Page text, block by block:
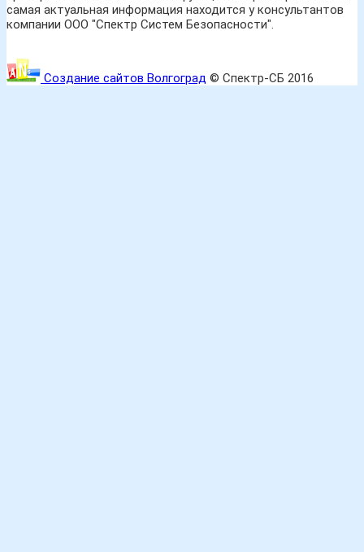
самая актуальная информация находится у консультантов
компании ООО "Спектр Систем Безопасности".
Создание сайтов Волгоград © Спектр-СБ 2016